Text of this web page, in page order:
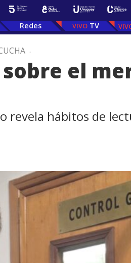
Redes TV
.
el
revela hábitos de